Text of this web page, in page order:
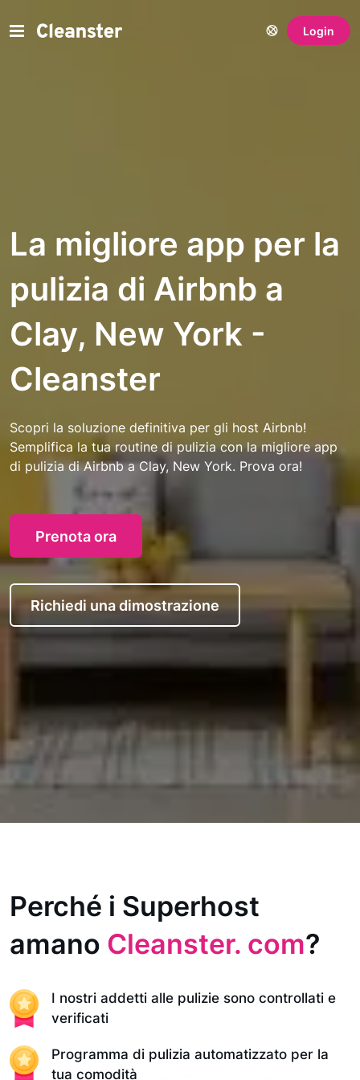
Login
La migliore app per la
pulizia di Airbnb a
Clay, New York -
Cleanster
Scopri la soluzione definitiva per gli host Airbnb!
Semplifica la tua routine di pulizia con la migliore app
di pulizia di Airbnb a Clay, New York. Prova ora!
Prenota ora
Richiedi una dimostrazione
Perché i Superhost
amano Cleanster. com?
I nostri addetti alle pulizie sono controllati e
verificati
Programma di pulizia automatizzato per la
tua comodità